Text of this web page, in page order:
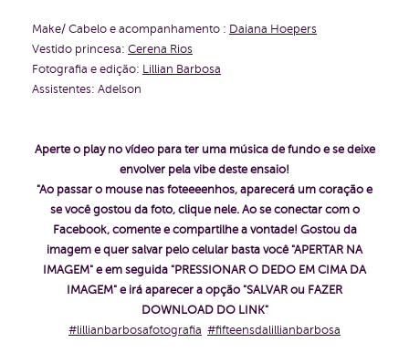
Make/ Cabelo e acompanhamento : Daiana Hoepers
Vestido princesa: Cerena Rios
Fotografia e edição: Lillian Barbosa
Assistentes: Adelson
Aperte o play no vídeo para ter uma música de fundo e se deixe
envolver pela vibe deste ensaio!
"Ao passar o mouse nas foteeeenhos, aparecerá um coração e
se você gostou da foto, clique nele. Ao se conectar com o
Facebook, comente e compartilhe a vontade! Gostou da
imagem e quer salvar pelo celular basta você "APERTAR NA
IMAGEM" e em seguida "PRESSIONAR O DEDO EM CIMA DA
IMAGEM" e irá aparecer a opção "SALVAR ou FAZER
DOWNLOAD DO LINK"
#lillianbarbosafotografia #fifteensdalillianbarbosa